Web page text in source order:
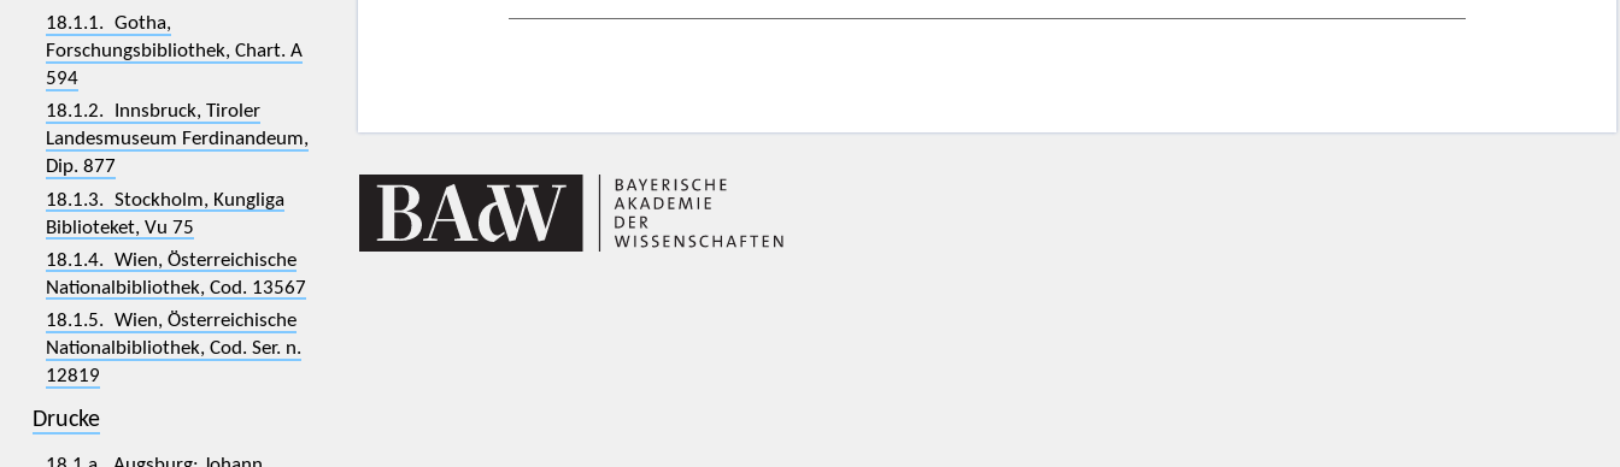
18.1.1. Gotha,
Forschungsbibliothek, Chart. A
594
18.1.2. Innsbruck, Tiroler
Landesmuseum Ferdinandeum,
Dip. 877
18.1.3. Stockholm, Kungliga
Biblioteket, Vu 75
18.1.4. Wien, Österreichische
Nationalbibliothek, Cod. 13567
18.1.5. Wien, Österreichische
Nationalbibliothek, Cod. Ser. n.
12819
Drucke